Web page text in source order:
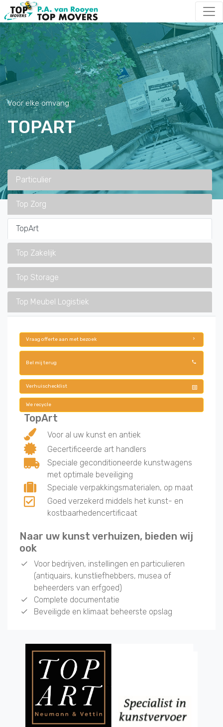
Voor elke omvang
TOPART
Particulier
Top Zorg
TopArt
Top Zakelijk
Top Storage
Top Meubel Logistiek
Vraag offerte aan met bezoek
Bel mij terug
Verhuischecklist
We recycle
TopArt
Voor al uw kunst en antiek
Gecertificeerde art handlers
Speciale geconditioneerde kunstwagens
met optimale beveiliging
Speciale verpakkingsmaterialen, op maat
Goed verzekerd middels het kunst- en
kostbaarhedencertificaat
Naar uw kunst verhuizen, bieden wij
ook
Voor bedrijven, instellingen en particulieren
(antiquairs, kunstliefhebbers, musea of
beheerders van erfgoed)
Complete documentatie
Beveiligde en klimaat beheerste opslag